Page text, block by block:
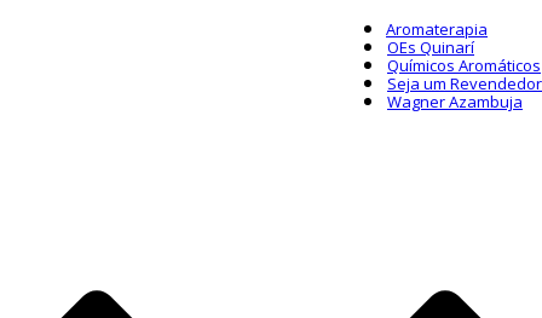
Aromaterapia
OEs Quinarí
Químicos Aromáticos
Seja um Revendedor
Wagner Azambuja